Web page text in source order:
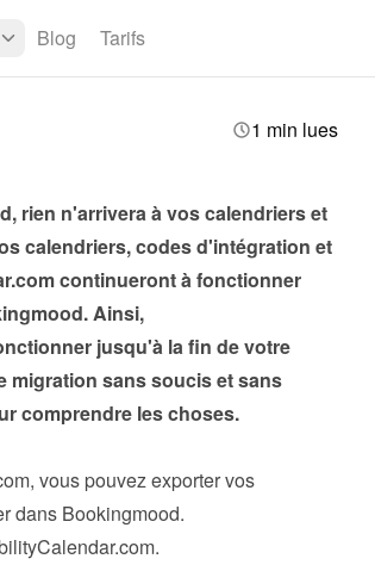
Blog Tarifs
1 min lues
rien n'arrivera à vos calendriers et
calendriers, codes d'intégration et
continueront à fonctionner
Ainsi,
jusqu'à la fin de votre
migration sans soucis et sans
comprendre les choses.
vous pouvez exporter vos
dans Bookingmood.